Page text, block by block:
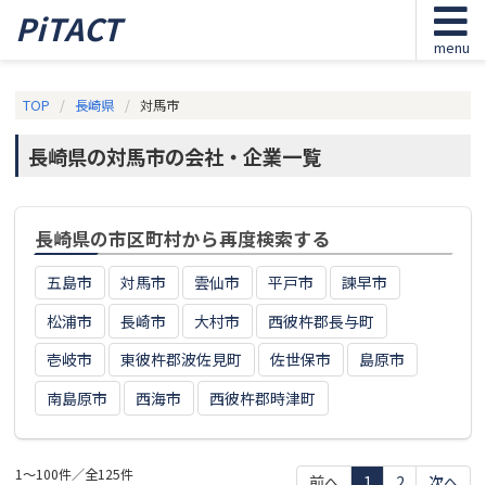
PiTACT menu
TOP 長崎県 対馬市
長崎県の対馬市の会社・企業一覧
長崎県の市区町村から再度検索する
五島市 対馬市 雲仙市 平戸市
諫早市
松浦市
長崎市 大村市
西彼杵郡長与町
壱岐市
東彼杵郡波佐見町 佐世保市
島原市
南島原市
西海市 西彼杵郡時津町
1～100件／全125件